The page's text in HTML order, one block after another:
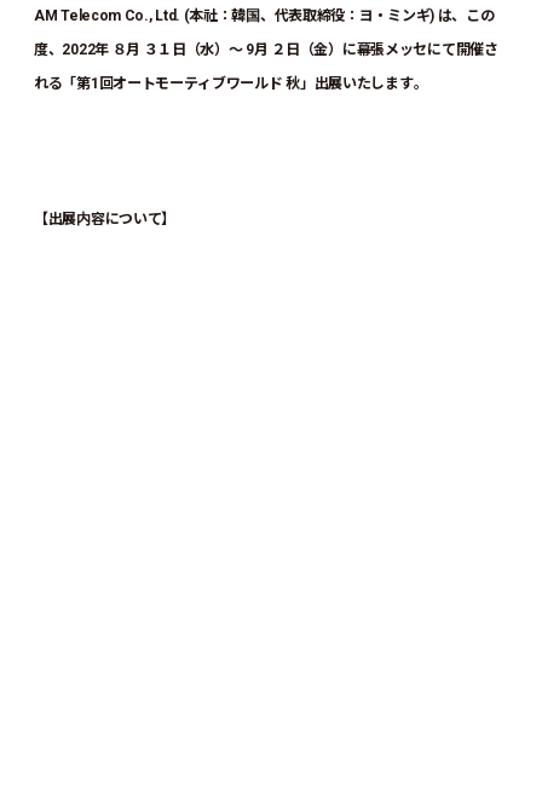
AM Telecom Co., Ltd. (本社：韓国、代表取締役：ヨ・ミンギ) は、この
度、2022年 ８月 ３１日（水）～ 9月 ２日（金）に幕張メッセにて開催さ
れる「第1回オートモーティブワールド 秋」出展いたします。
【出展内容について】